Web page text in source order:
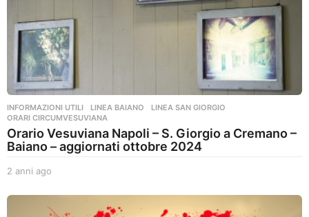
INFORMAZIONI UTILI ,LINEA BAIANO ,LINEA SAN GIORGIO
ORARI CIRCUMVESUVIANA
Orario Vesuviana Napoli – S. Giorgio a Cremano –
Baiano – aggiornati ottobre 2024
2 anni ago
n
n